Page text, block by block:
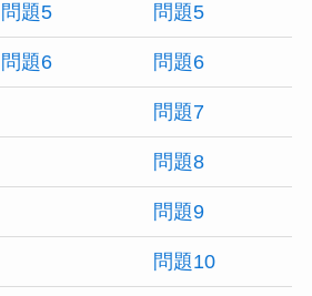
問題5 問題5
問題6 問題6
問題7
問題8
問題9
問題10